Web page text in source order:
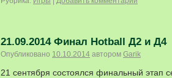
21.09.2014 Финал Hotball Д2 и Д4
Опубликовано 10.10.2014 автором Garik
21 сентября состоялся финальный этап